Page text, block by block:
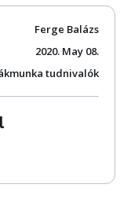
Ferge Balázs
2020. May 08.
tudnivalók